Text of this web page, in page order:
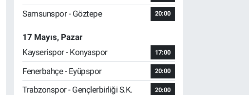
Samsunspor - Göztepe 20:00
17 Mayıs, Pazar
Kayserispor - Konyaspor
17:00
Fenerbahçe - Eyüpspor 20:00
Trabzonspor - Gençlerbirliği S.K. 20:00